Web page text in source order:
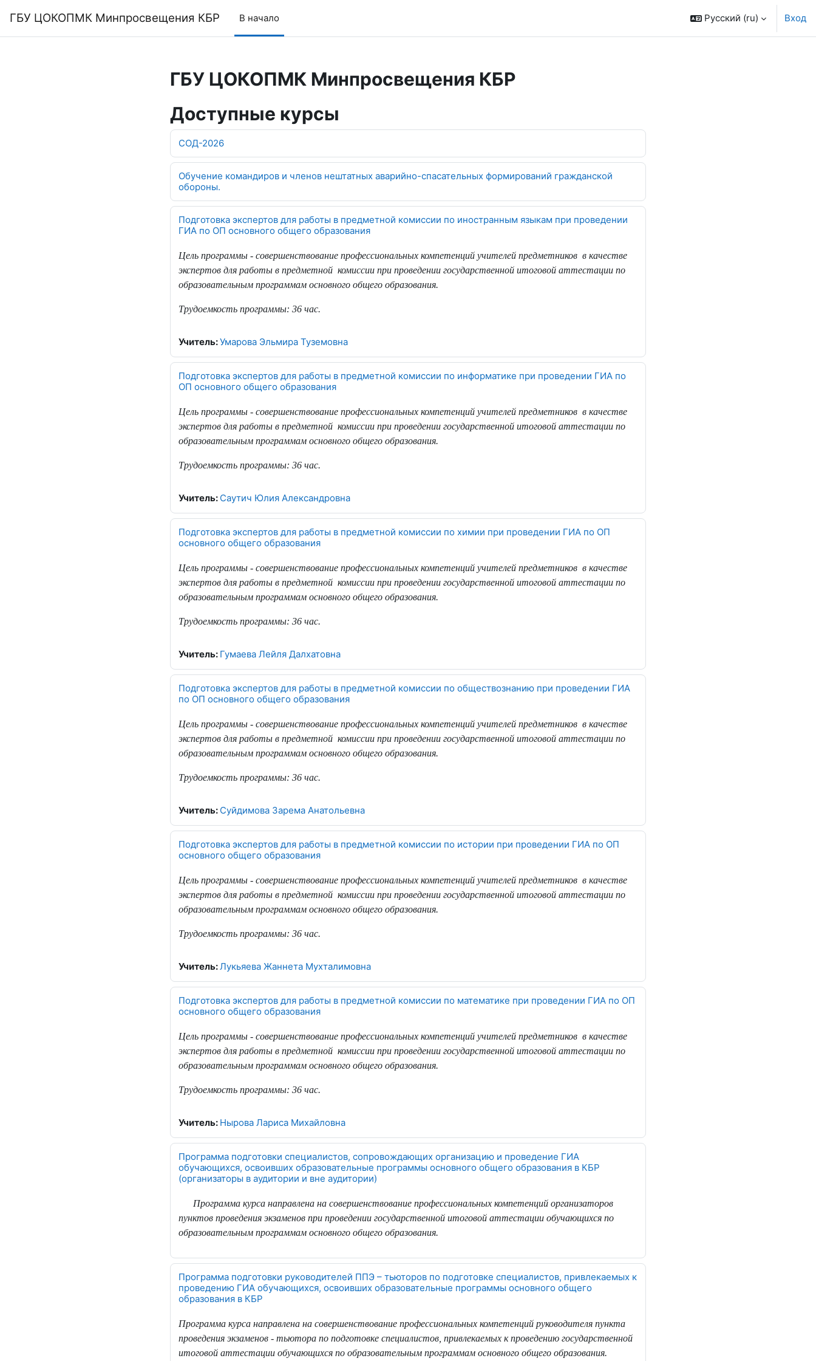
ГБУ ЦОКОПМК Минпросвещения КБР В начало Русский ‎(ru)‎ Вход
ГБУ ЦОКОПМК Минпросвещения КБР
Доступные курсы
СОД-2026
Обучение командиров и членов нештатных аварийно-спасательных формирований гражданской
обороны.
Подготовка экспертов для работы в предметной комиссии по иностранным языкам при проведении
ГИА по ОП основного общего образования
Цель программы - совершенствование профессиональных компетенций учителей предметников в качестве
экспертов для работы в предметной комиссии при проведении государственной итоговой аттестации по
образовательным программам основного общего образования.
Трудоемкость программы: 36 час.
Учитель:Умарова Эльмира Туземовна
Подготовка экспертов для работы в предметной комиссии по информатике при проведении ГИА по
ОП основного общего образования
Цель программы - совершенствование профессиональных компетенций учителей предметников в качестве
экспертов для работы в предметной комиссии при проведении государственной итоговой аттестации по
образовательным программам основного общего образования.
Трудоемкость программы: 36 час.
Учитель: Саутич Юлия Александровна
Подготовка экспертов для работы в предметной комиссии по химии при проведении ГИА по ОП
основного общего образования
Цель программы - совершенствование профессиональных компетенций учителей предметников в качестве
экспертов для работы в предметной комиссии при проведении государственной итоговой аттестации по
образовательным программам основного общего образования.
Трудоемкость программы: 36 час.
Учитель: Гумаева Лейля Далхатовна
Подготовка экспертов для работы в предметной комиссии по обществознанию при проведении ГИА
по ОП основного общего образования
Цель программы - совершенствование профессиональных компетенций учителей предметников в качестве
экспертов для работы в предметной комиссии при проведении государственной итоговой аттестации по
образовательным программам основного общего образования.
Трудоемкость программы: 36 час.
Учитель: Суйдимова Зарема Анатольевна
Подготовка экспертов для работы в предметной комиссии по истории при проведении ГИА по ОП
основного общего образования
Цель программы - совершенствование профессиональных компетенций учителей предметников в качестве
экспертов для работы в предметной комиссии при проведении государственной итоговой аттестации по
образовательным программам основного общего образования.
Трудоемкость программы: 36 час.
Учитель:Лукьяева Жаннета Мухталимовна
Подготовка экспертов для работы в предметной комиссии по математике при проведении ГИА по ОП
основного общего образования
Цель программы - совершенствование профессиональных компетенций учителей предметников в качестве
экспертов для работы в предметной комиссии при проведении государственной итоговой аттестации по
образовательным программам основного общего образования.
Трудоемкость программы: 36 час.
Учитель: Нырова Лариса Михайловна
Программа подготовки специалистов, сопровождающих организацию и проведение ГИА
обучающихся, освоивших образовательные программы основного общего образования в КБР
(организаторы в аудитории и вне аудитории)
Программа курса направлена на совершенствование профессиональных компетенций организаторов
пунктов проведения экзаменов при проведении государственной итоговой аттестации обучающихся по
образовательным программам основного общего образования.
Программа подготовки руководителей ППЭ – тьюторов по подготовке специалистов, привлекаемых к
проведению ГИА обучающихся, освоивших образовательные программы основного общего
образования в КБР
Программа курса направлена на совершенствование профессиональных компетенций руководителя пункта
проведения экзаменов - тьютора по подготовке специалистов, привлекаемых к проведению государственной
итоговой аттестации обучающихся по образовательным программам основного общего образования.